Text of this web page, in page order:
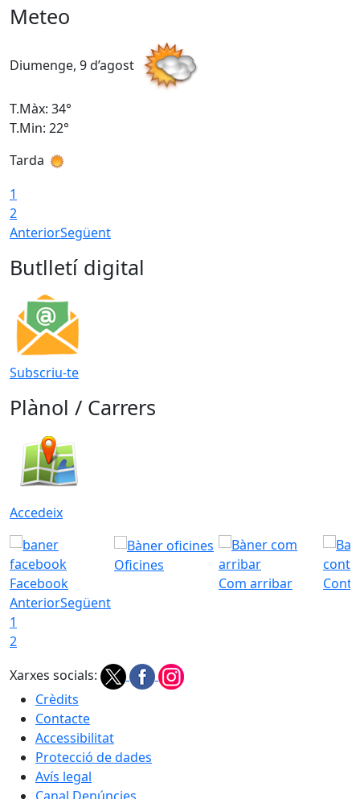
Meteo
Diumenge, 9 d’agost
T.Màx: 34°
T.Min: 22°
Tarda
1
2
AnteriorSegüent
Butlletí digital
Subscriu-te
Plànol / Carrers
Accedeix
Facebook
Oficines
Com arribar
AnteriorSegüent
1
2
Xarxes socials:
Crèdits
Contacte
Accessibilitat
Protecció de dades
Avís legal